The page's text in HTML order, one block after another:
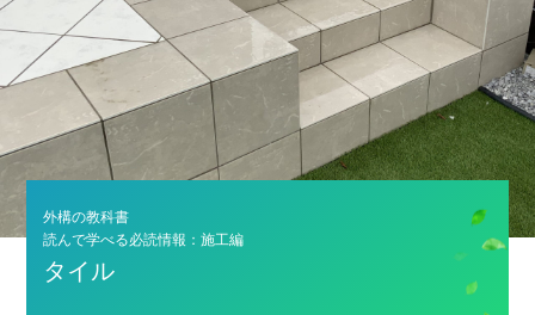
外構の教科書
読んで学べる必読情報：施工編
タイル